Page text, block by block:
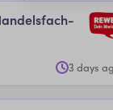
3 days